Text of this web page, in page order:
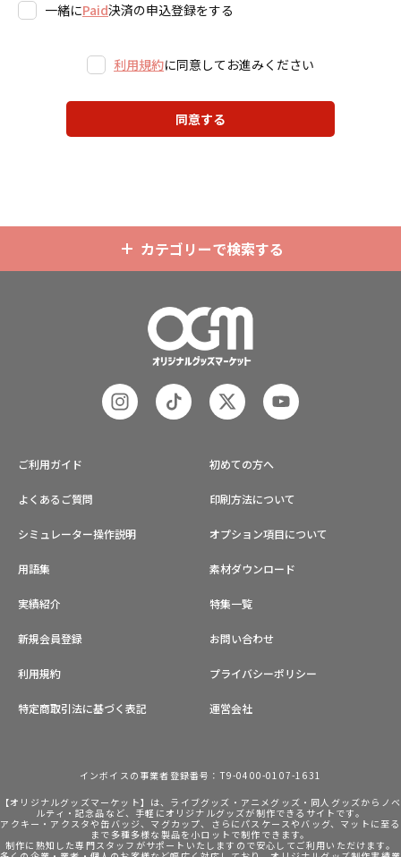
一緒にPaid決済の申込登録をする
利用規約に同意してお進みください
同意する
カテゴリーで検索する
ご利用ガイド 初めての方へ
よくあるご質問 印刷方法について
シミュレーター操作説明 オプション項目について
用語集 素材ダウンロード
実績紹介 特集一覧
新規会員登録 お問い合わせ
利用規約 プライバシーポリシー
特定商取引法に基づく表記 運営会社
インボイスの事業者登録番号：T9-0400-0107-1631
【オリジナルグッズマーケット】は、ライブグッズ・アニメグッズ・同人グッズからノベ
ルティ・記念品など、手軽にオリジナルグッズが制作できるサイトです。
アクキー・アクスタや缶バッジ、マグカップ、さらにパスケースやバッグ、マットに至る
まで多種多様な製品を小ロットで制作できます。
制作に熟知した専門スタッフがサポートいたしますので安心してご利用いただけます。